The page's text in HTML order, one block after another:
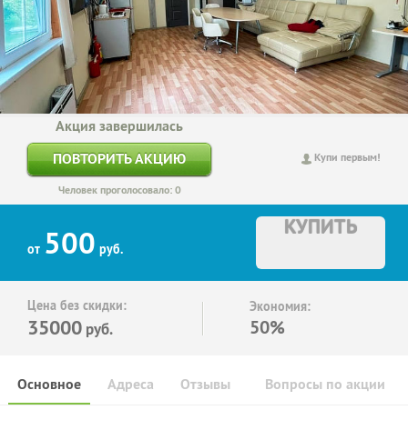
Купи первым!
Акция завершилась
ПОВТОРИТЬ АКЦИЮ
Человек проголосовало: 0
от 500 руб.
КУПИТЬ
Цена без скидки:
35000 руб.
Экономия:
50%
Основное Отзывы Вопросы по акции
Адреса